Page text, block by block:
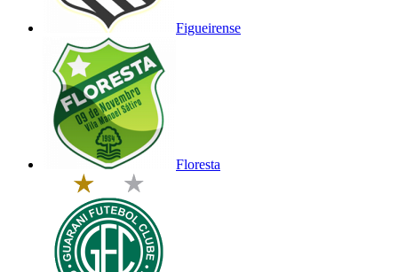
Figueirense
Floresta